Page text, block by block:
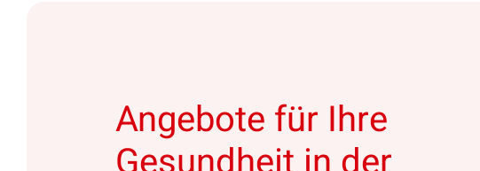
Angebote für Ihre